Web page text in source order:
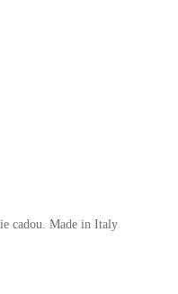
cadou. Made in Italy